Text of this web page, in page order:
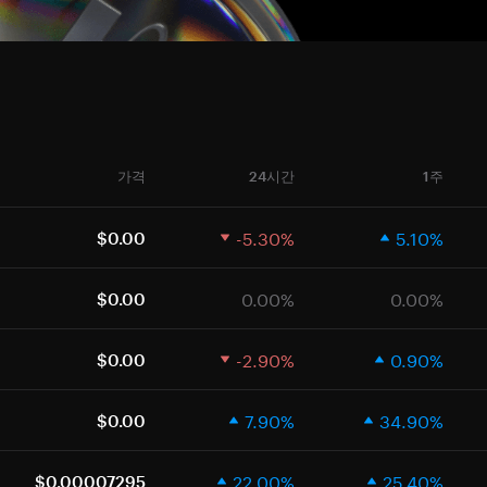
가격 24시간 1주
$0.00 -5.30% 5.10%
$0.00 0.00% 0.00%
$0.00 -2.90% 0.90%
$0.00 7.90% 34.90%
$0.00007295 22.00% 25.40%